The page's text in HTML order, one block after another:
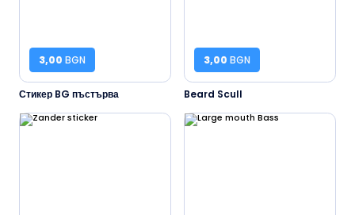
3,00 BGN
Стикер BG пъстърва
3,00 BGN
Beard Scull